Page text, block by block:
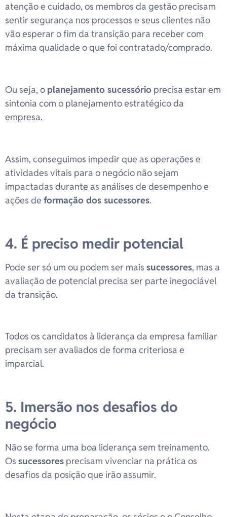
atenção e cuidado, os membros da gestão precisam
sentir segurança nos processos e seus clientes não
vão esperar o fim da transição para receber com
máxima qualidade o que foi contratado/comprado.
Ou seja, o planejamento sucessório precisa estar em
sintonia com o planejamento estratégico da
empresa.
Assim, conseguimos impedir que as operações e
atividades vitais para o negócio não sejam
impactadas durante as análises de desempenho e
ações de formação dos sucessores.
4. É preciso medir potencial
Pode ser só um ou podem ser mais sucessores, mas a
avaliação de potencial precisa ser parte inegociável
da transição.
Todos os candidatos à liderança da empresa familiar
precisam ser avaliados de forma criteriosa e
imparcial.
5. Imersão nos desafios do
negócio
Não se forma uma boa liderança sem treinamento.
Os sucessores precisam vivenciar na prática os
desafios da posição que irão assumir.